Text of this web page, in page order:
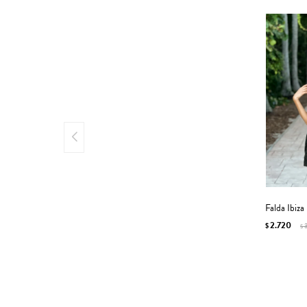
Falda
$2.720 $